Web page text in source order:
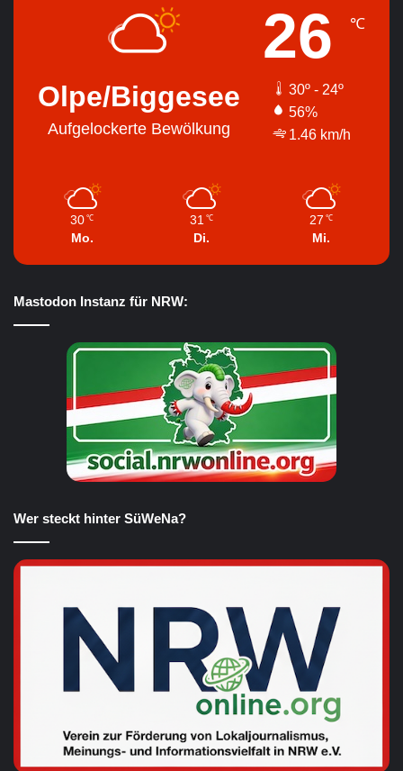
Olpe/Biggesee
Aufgelockerte Bewölkung
26 ℃
30º - 24º
56%
1.46 km/h
30 ℃
Mo.
31 ℃
Di.
27 ℃
Mi.
Mastodon Instanz für NRW:
Wer steckt hinter SüWeNa?